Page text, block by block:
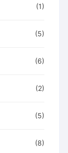
(1)
(5)
(6)
(2)
(5)
(8)